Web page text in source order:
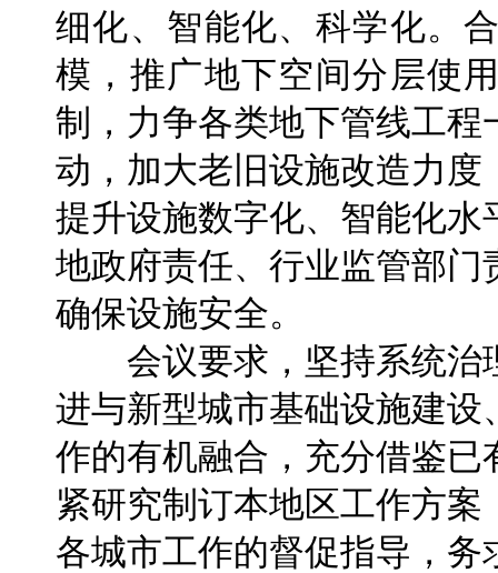
细化、智能化、科学化。
模，推广地下空间分层使
制，力争各类地下管线工
动，加大老旧设施改造力
提升设施数字化、智能化
地政府责任、行业监管部
确保设施安全。
会议要求，坚持系统治
进与新型城市基础设施建
作的有机融合，充分借鉴
紧研究制订本地区工作方
各城市工作的督促指导，